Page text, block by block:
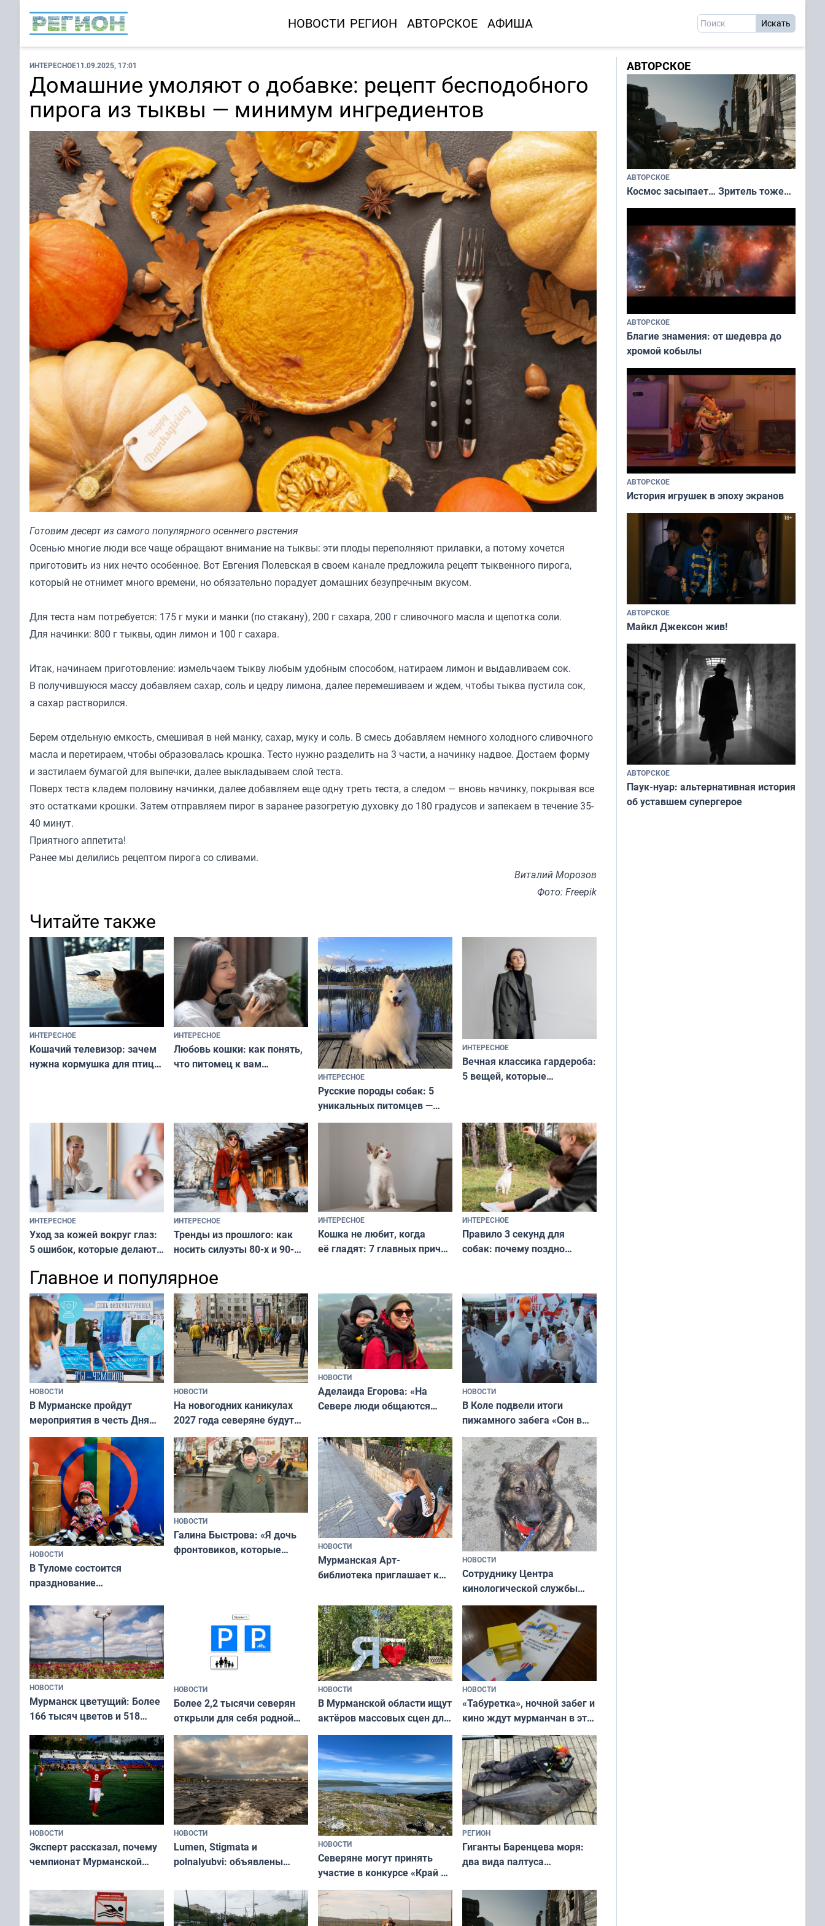
НОВОСТИ РЕГИОН АВТОРСКОЕ АФИША
ИНТЕРЕСНОЕ11.09.2025, 17:01
Домашние умоляют о добавке: рецепт бесподобного
пирога из тыквы — минимум ингредиентов
Готовим десерт из самого популярного осеннего растения
Осенью многие люди все чаще обращают внимание на тыквы: эти плоды переполняют прилавки, а потому хочется
приготовить из них нечто особенное. Вот Евгения Полевская в своем канале предложила рецепт тыквенного пирога,
который не отнимет много времени, но обязательно порадует домашних безупречным вкусом.
Для теста нам потребуется: 175 г муки и манки (по стакану), 200 г сахара, 200 г сливочного масла и щепотка соли.
Для начинки: 800 г тыквы, один лимон и 100 г сахара.
Итак, начинаем приготовление: измельчаем тыкву любым удобным способом, натираем лимон и выдавливаем сок.
В получившуюся массу добавляем сахар, соль и цедру лимона, далее перемешиваем и ждем, чтобы тыква пустила сок,
а сахар растворился.
Берем отдельную емкость, смешивая в ней манку, сахар, муку и соль. В смесь добавляем немного холодного сливочного
масла и перетираем, чтобы образовалась крошка. Тесто нужно разделить на 3 части, а начинку надвое. Достаем форму
и застилаем бумагой для выпечки, далее выкладываем слой теста.
Поверх теста кладем половину начинки, далее добавляем еще одну треть теста, а следом — вновь начинку, покрывая все
это остатками крошки. Затем отправляем пирог в заранее разогретую духовку до 180 градусов и запекаем в течение 35-
40 минут.
Приятного аппетита!
Ранее мы делились рецептом пирога со сливами.
Виталий Морозов
Фото: Freepik
Читайте также
ИНТЕРЕСНОЕ
Кошачий телевизор: зачем
нужна кормушка для птиц
ИНТЕРЕСНОЕ
Любовь кошки: как понять,
что питомец к вам
ИНТЕРЕСНОЕ
Русские породы собак: 5
уникальных питомцев —
национальные сокровища
и характером
ИНТЕРЕСНОЕ
Вечная классика гардероба:
5 вещей, которые
и актуально в любой сезон
ИНТЕРЕСНОЕ
Уход за кожей вокруг глаз:
5 ошибок, которые делают
и вернуть свежий взгляд
без дорогих средств
ИНТЕРЕСНОЕ
Тренды из прошлого: как
носить силуэты 80-х и 90-
современно и стильно без
переплат
ИНТЕРЕСНОЕ
Кошка не любит, когда
её гладят: 7 главных причин
независимому питомцу
ИНТЕРЕСНОЕ
Правило 3 секунд для
собак: почему поздно
питомцу всё сразу и без
криков
Главное и популярное
НОВОСТИ
В Мурманске пройдут
мероприятия в честь Дня
физкультурника
НОВОСТИ
На новогодних каникулах
2027 года северяне будут
отдыхать 11 дней
НОВОСТИ
Аделаида Егорова: «На
Севере люди общаются
а потому что
ты им интересен»
НОВОСТИ
В Коле подвели итоги
пижамного забега «Сон в
Олимпийскую ночь»
НОВОСТИ
В Туломе состоится
празднование
коренных народов мира
НОВОСТИ
Галина Быстрова: «Я дочь
фронтовиков, которые
НОВОСТИ
Мурманская Арт-
библиотека приглашает к
и фотографов
НОВОСТИ
Сотруднику Центра
кинологической службы
ищут новый дом
НОВОСТИ
Мурманск цветущий: Более
166 тысяч цветов и 518
НОВОСТИ
Более 2,2 тысячи северян
открыли для себя родной
край в рамках проекта
«Туризм для своих»
НОВОСТИ
В Мурманской области ищут
актёров массовых сцен для
съёмок в
короткометражном фильме
НОВОСТИ
«Табуретка», ночной забег и
кино ждут мурманчан в эти
выходные
НОВОСТИ
Эксперт рассказал, почему
чемпионат Мурманской
незамеченным
НОВОСТИ
Lumen, Stigmata и
polnalyubvi: объявлены
«Имандра» в 2026 года
НОВОСТИ
Северяне могут принять
участие в конкурсе «Край у
северной границы: фотогид
по Печенгскому округу»
РЕГИОН
Гиганты Баренцева моря:
два вида палтуса
АВТОРСКОЕ
АВТОРСКОЕ
Космос засыпает… Зритель тоже…
АВТОРСКОЕ
Благие знамения: от шедевра до
хромой кобылы
АВТОРСКОЕ
История игрушек в эпоху экранов
АВТОРСКОЕ
Майкл Джексон жив!
АВТОРСКОЕ
Паук-нуар: альтернативная история
об уставшем супергерое